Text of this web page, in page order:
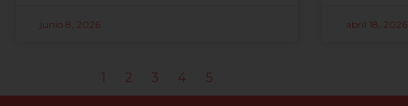
junio 8, 2026 abril 18, 2026
1 2 3 4 5